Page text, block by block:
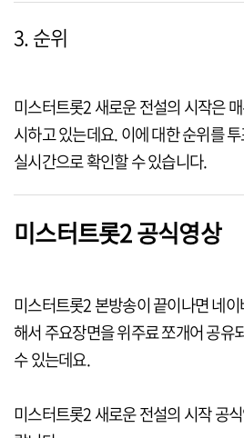
3. 순위
미스터트롯2 새로운 전설의 시작은
시하고 있는데요. 이에 대한 순위를
실시간으로 확인할 수 있습니다.
미스터트롯2 공식영상
미스터트롯2 본방송이 끝이나면 네
해서 주요장면을 위주료 쪼개어 공유
수 있는데요.
미스터트롯2 새로운 전설의 시작 공